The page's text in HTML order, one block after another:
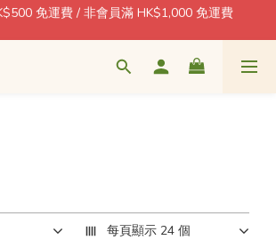
每消費 1 = 1 積分回贈
免運費 / 非會員滿 HK$1,000 免運費
每頁顯示 24 個